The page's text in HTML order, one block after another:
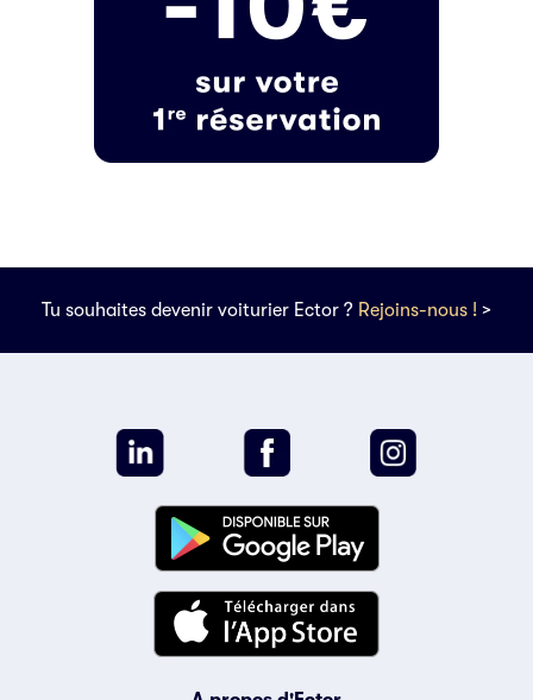
Tu souhaites devenir voiturier Ector ? Rejoins-nous ! >